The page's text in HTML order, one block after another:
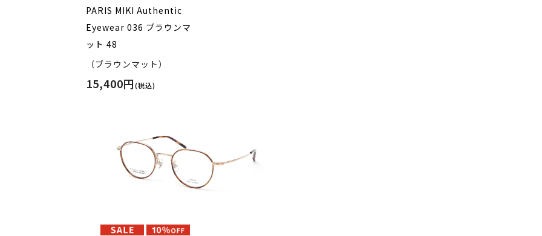
PARIS MIKI Authentic
Eyewear 036 ブラウンマ
ット 48
（ブラウンマット）
15,400円(税込)